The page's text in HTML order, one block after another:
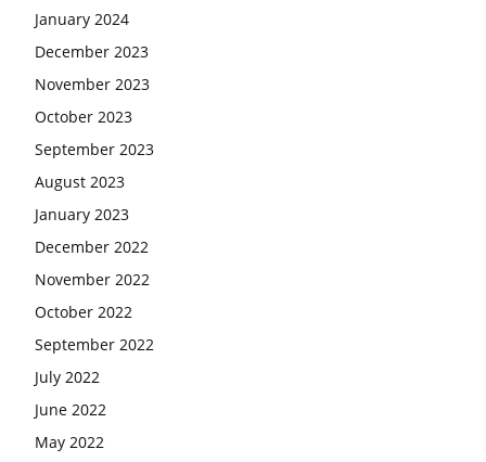
January 2024
December 2023
November 2023
October 2023
September 2023
August 2023
January 2023
December 2022
November 2022
October 2022
September 2022
July 2022
June 2022
May 2022